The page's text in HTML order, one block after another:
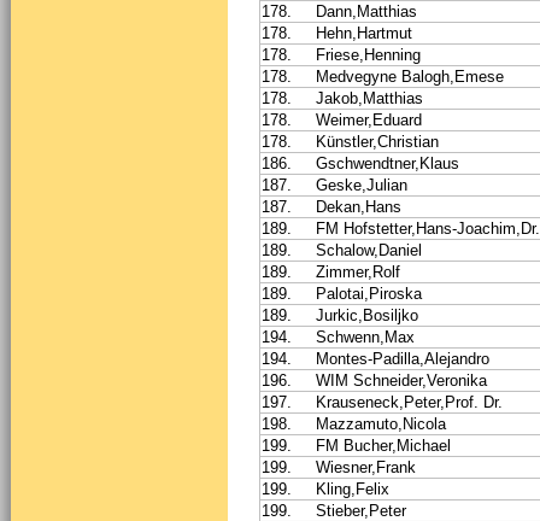
178.
Dann,Matthias
178.
Hehn,Hartmut
178.
Friese,Henning
178.
Medvegyne Balogh,Emese
178.
Jakob,Matthias
178.
Weimer,Eduard
178.
Künstler,Christian
186.
Gschwendtner,Klaus
187.
Geske,Julian
187.
Dekan,Hans
189.
FM Hofstetter,Hans-Joachim,Dr.
189.
Schalow,Daniel
189.
Zimmer,Rolf
189.
Palotai,Piroska
189.
Jurkic,Bosiljko
194.
Schwenn,Max
194.
Montes-Padilla,Alejandro
196.
WIM Schneider,Veronika
197.
Krauseneck,Peter,Prof. Dr.
198.
Mazzamuto,Nicola
199.
FM Bucher,Michael
199.
Wiesner,Frank
199.
Kling,Felix
199.
Stieber,Peter